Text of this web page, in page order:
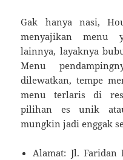
Gak hanya nasi,
menyajikan menu
lainnya, layaknya
Menu
dilewatkan, tempe
menu terlaris di
pilihan es unik
mungkin jadi enggak
Alamat: Jl. Faridan